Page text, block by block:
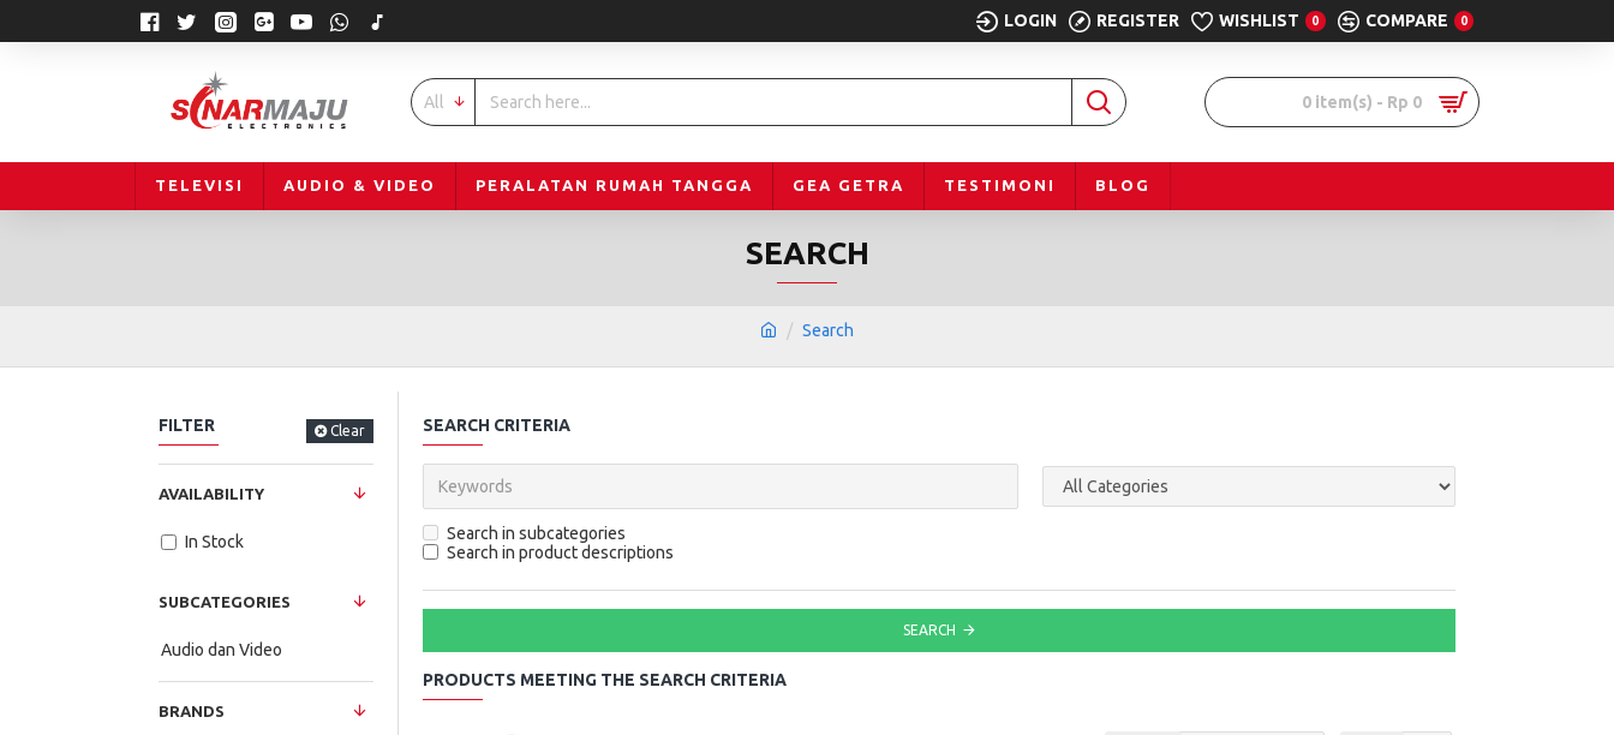
LOGIN REGISTER WISHLIST 0 COMPARE 0
All 0 item(s) - Rp 0
TELEVISI AUDIO & VIDEO PERALATAN RUMAH TANGGA GEA GETRA TESTIMONI BLOG
Search
SEARCH
FILTER Clear
SUBCATEGORIES
Audio dan Video
BRANDS
AVAILABILITY
In Stock
SEARCH CRITERIA
Search in subcategories
Search in product descriptions
SEARCH
PRODUCTS MEETING THE SEARCH CRITERIA